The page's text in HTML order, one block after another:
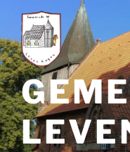
Inhalt
springen